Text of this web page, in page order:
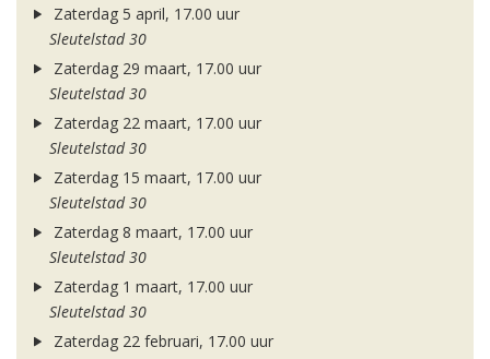
Zaterdag 5 april, 17.00 uur
Sleutelstad 30
Zaterdag 29 maart, 17.00 uur
Sleutelstad 30
Zaterdag 22 maart, 17.00 uur
Sleutelstad 30
Zaterdag 15 maart, 17.00 uur
Sleutelstad 30
Zaterdag 8 maart, 17.00 uur
Sleutelstad 30
Zaterdag 1 maart, 17.00 uur
Sleutelstad 30
Zaterdag 22 februari, 17.00 uur